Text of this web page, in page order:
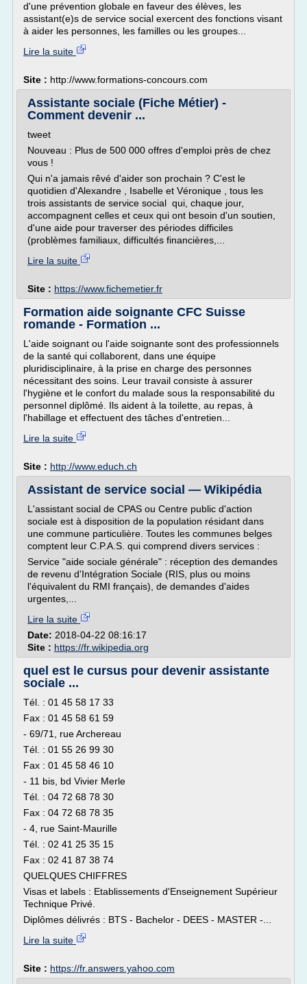
d'une prévention globale en faveur des élèves, les
assistant(e)s de service social exercent des fonctions visant
à aider les personnes, les familles ou les groupes...
Lire la suite
Site : http://www.formations-concours.com
Assistante sociale (Fiche Métier) -
Comment devenir ...
tweet
Nouveau : Plus de 500 000 offres d'emploi près de chez
vous !
Qui n'a jamais rêvé d'aider son prochain ? C'est le
quotidien d'Alexandre , Isabelle et Véronique , tous les
trois assistants de service social qui, chaque jour,
accompagnent celles et ceux qui ont besoin d'un soutien,
d'une aide pour traverser des périodes difficiles
(problèmes familiaux, difficultés financières,...
Lire la suite
Site : https://www.fichemetier.fr
Formation aide soignante CFC Suisse
romande - Formation ...
L'aide soignant ou l'aide soignante sont des professionnels
de la santé qui collaborent, dans une équipe
pluridisciplinaire, à la prise en charge des personnes
nécessitant des soins. Leur travail consiste à assurer
l'hygiène et le confort du malade sous la responsabilité du
personnel diplômé. Ils aident à la toilette, au repas, à
l'habillage et effectuent des tâches d'entretien...
Lire la suite
Site : http://www.educh.ch
Assistant de service social — Wikipédia
L'assistant social de CPAS ou Centre public d'action
sociale est à disposition de la population résidant dans
une commune particulière. Toutes les communes belges
comptent leur C.P.A.S. qui comprend divers services :
Service "aide sociale générale" : réception des demandes
de revenu d'Intégration Sociale (RIS, plus ou moins
l'équivalent du RMI français), de demandes d'aides
urgentes,...
Lire la suite
Date: 2018-04-22 08:16:17
Site : https://fr.wikipedia.org
quel est le cursus pour devenir assistante
sociale ...
Tél. : 01 45 58 17 33
Fax : 01 45 58 61 59
- 69/71, rue Archereau
Tél. : 01 55 26 99 30
Fax : 01 45 58 46 10
- 11 bis, bd Vivier Merle
Tél. : 04 72 68 78 30
Fax : 04 72 68 78 35
- 4, rue Saint-Maurille
Tél. : 02 41 25 35 15
Fax : 02 41 87 38 74
QUELQUES CHIFFRES
Visas et labels : Etablissements d'Enseignement Supérieur
Technique Privé.
Diplômes délivrés : BTS - Bachelor - DEES - MASTER -...
Lire la suite
Site : https://fr.answers.yahoo.com